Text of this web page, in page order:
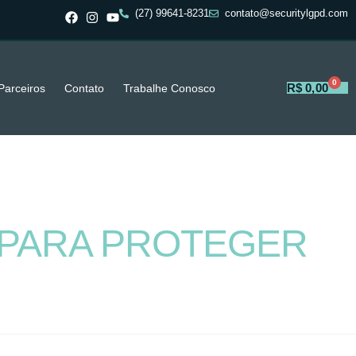
(27) 99641-8231 contato@securitylgpd.com
Contato Trabalhe Conosco R$ 0,00 0
PROTEGER